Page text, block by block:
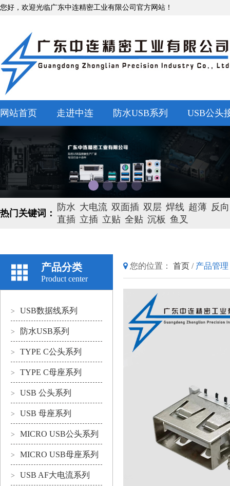
您好，欢迎光临广东中连精密工业有限公司官方网站！
网站首页 走进中连 防水USB系列 USB公头
热门关键词：
防水 大电流 双面插 双层 焊线 超薄 反向
直插 立插 立贴 全贴 沉板 鱼叉
产品分类
Product center
> USB数据线系列
> 防水USB系列
> TYPE C公头系列
> TYPE C母座系列
> USB 公头系列
> USB 母座系列
> MICRO USB公头系列
> MICRO USB母座系列
> USB AF大电流系列
您的位置： 首页 / 产品管理